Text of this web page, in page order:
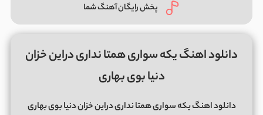
پخش رایگان آهنگ شما
دانلود اهنگ یکه سواری همتا نداری دراین خزان
دنیا بوی بهاری
دانلود اهنگ یکه سواری همتا نداری دراین خزان دنیا بوی بهاری